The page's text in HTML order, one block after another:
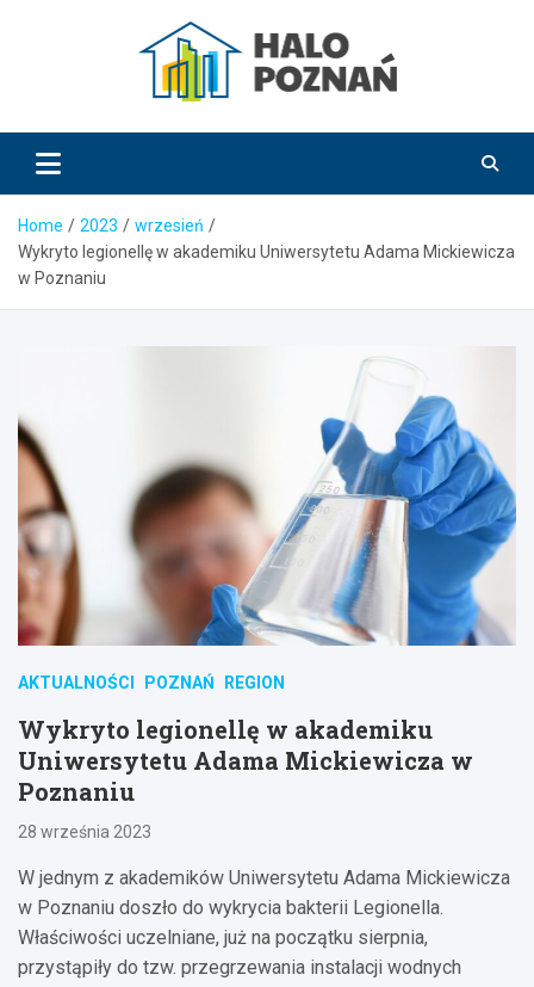
HaloPoznań.pl
Home 2023
wrzesień
Wykryto legionellę w akademiku Uniwersytetu Adama Mickiewicza
w Poznaniu
AKTUALNOŚCI POZNAŃ REGION
Wykryto legionellę w akademiku
Uniwersytetu Adama Mickiewicza w
Poznaniu
28 września 2023
W jednym z akademików Uniwersytetu Adama Mickiewicza
w Poznaniu doszło do wykrycia bakterii Legionella.
Właściwości uczelniane, już na początku sierpnia,
przystąpiły do tzw. przegrzewania instalacji wodnych